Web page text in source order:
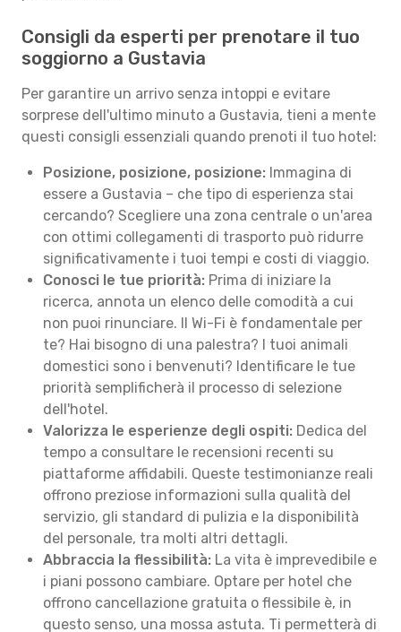
Consigli da esperti per prenotare il tuo
soggiorno a Gustavia
Per garantire un arrivo senza intoppi e evitare
sorprese dell'ultimo minuto a Gustavia, tieni a mente
questi consigli essenziali quando prenoti il tuo hotel:
Posizione, posizione, posizione: Immagina di
essere a Gustavia – che tipo di esperienza stai
cercando? Scegliere una zona centrale o un'area
con ottimi collegamenti di trasporto può ridurre
significativamente i tuoi tempi e costi di viaggio.
Conosci le tue priorità: Prima di iniziare la
ricerca, annota un elenco delle comodità a cui
non puoi rinunciare. Il Wi-Fi è fondamentale per
te? Hai bisogno di una palestra? I tuoi animali
domestici sono i benvenuti? Identificare le tue
priorità semplificherà il processo di selezione
dell'hotel.
Valorizza le esperienze degli ospiti: Dedica del
tempo a consultare le recensioni recenti su
piattaforme affidabili. Queste testimonianze reali
offrono preziose informazioni sulla qualità del
servizio, gli standard di pulizia e la disponibilità
del personale, tra molti altri dettagli.
Abbraccia la flessibilità: La vita è imprevedibile e
i piani possono cambiare. Optare per hotel che
offrono cancellazione gratuita o flessibile è, in
questo senso, una mossa astuta. Ti permetterà di